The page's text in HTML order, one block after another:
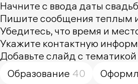
Начните с ввода даты
Пишите сообщения теплым
Убедитесь, что время и
Укажите контактную
Добавьте слайд с
Образование 40